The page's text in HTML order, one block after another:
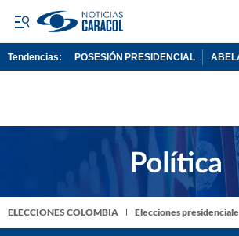
Tendencias: POSESIÓN PRESIDENCIAL
ELECCIONES COLOMBIA Elecciones